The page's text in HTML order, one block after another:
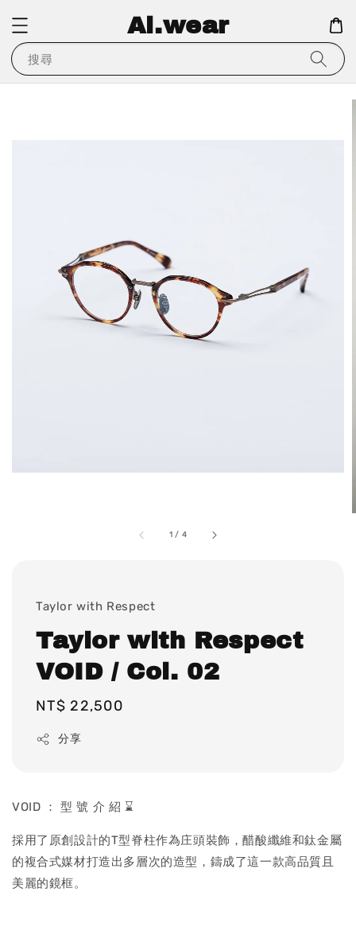
Ai.wear
搜尋
1 / 4
Taylor with Respect
Taylor with Respect
VOID / Col. 02
Regular
NT$ 22,500
分享
VOID ： 型 號 介 紹 ⌛
採用了原創設計的T型脊柱作為庄頭裝飾，醋酸纖維和鈦金屬
的複合式媒材打造出多層次的造型，鑄成了這一款高品質且
美麗的鏡框。